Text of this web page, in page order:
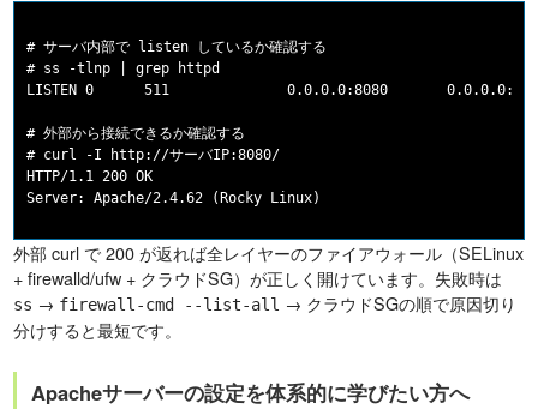
# サーバ内部で listen しているか確認する
# ss -tlnp | grep httpd
LISTEN 0      511              0.0.0.0:8080       0.0.0.0:*
# 外部から接続できるか確認する
# curl -I http://サーバIP:8080/
HTTP/1.1 200 OK
外部 curl で 200 が返れば全レイヤーのファイアウォール（SELinux
+ firewalld/ufw + クラウドSG）が正しく開けています。失敗時は
ss → firewall-cmd --list-all → クラウドSGの順で原因切り
分けすると最短です。
Apacheサーバーの設定を体系的に学びたい方へ